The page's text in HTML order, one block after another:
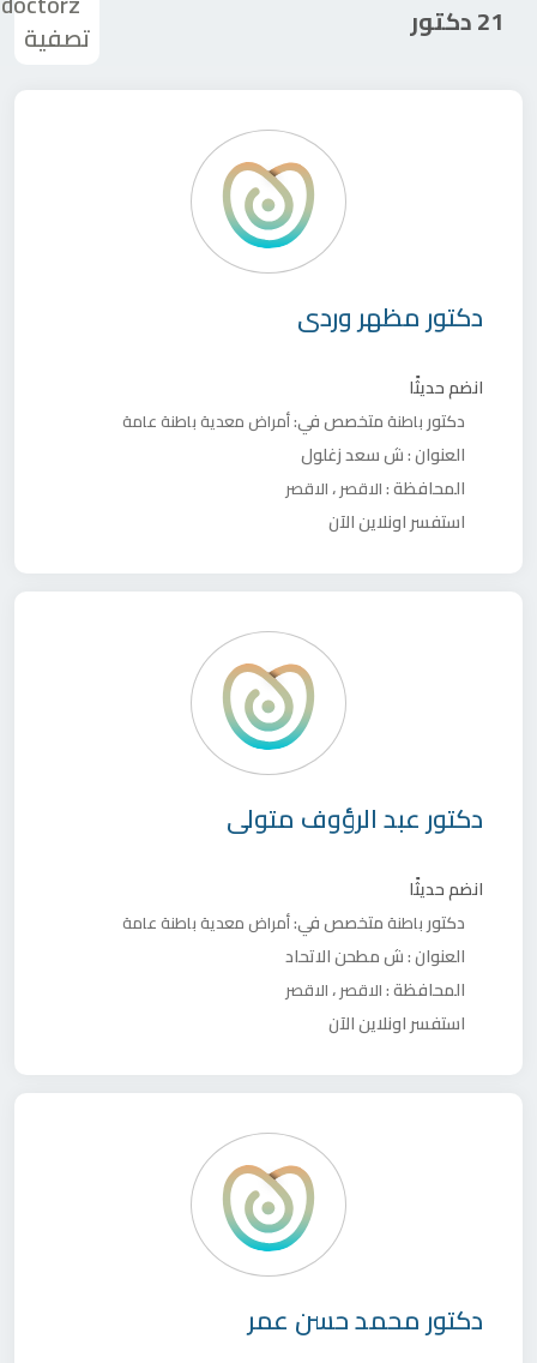
21 دكتور تصفية
دكتورمظهر وردى
انضم حديثًا
دكتور باطنةمتخصص في:أمراض معديةباطنة عامة
العنوان :ش سعد زغلول
المحافظة :الاقصر،الاقصر
استفسر اونلاين الآن
دكتورعبد الرؤوف متولى
انضم حديثًا
دكتور باطنةمتخصص في:أمراض معديةباطنة عامة
العنوان :ش مطحن الاتحاد
المحافظة :الاقصر،الاقصر
استفسر اونلاين الآن
دكتورمحمد حسن عمر